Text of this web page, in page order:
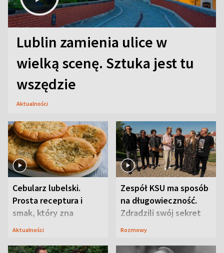
Lublin zamienia ulice w
wielką scenę. Sztuka jest tu
wszędzie
Aktualności
Cebularz lubelski.
Prosta receptura i
smak, który zna
Lubelszczyzna
Aktualności
Zespół KSU ma sposób
na długowieczność.
Zdradzili swój sekret
Rozmowy